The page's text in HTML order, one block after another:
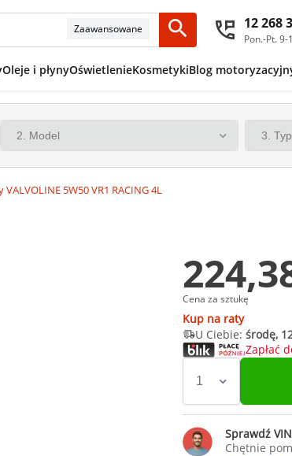
Zaawansowane 12 268
Pon.-Pt.
Oleje i płynyOświetlenieKosmetykiBlog
5W50 VR1 RACING 4L
Cena za sztukę
Kup na raty
U Ciebie:środę,
Zapłać
Sprawdź
Chętnie